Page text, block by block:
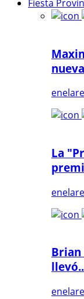
Fiesta
La